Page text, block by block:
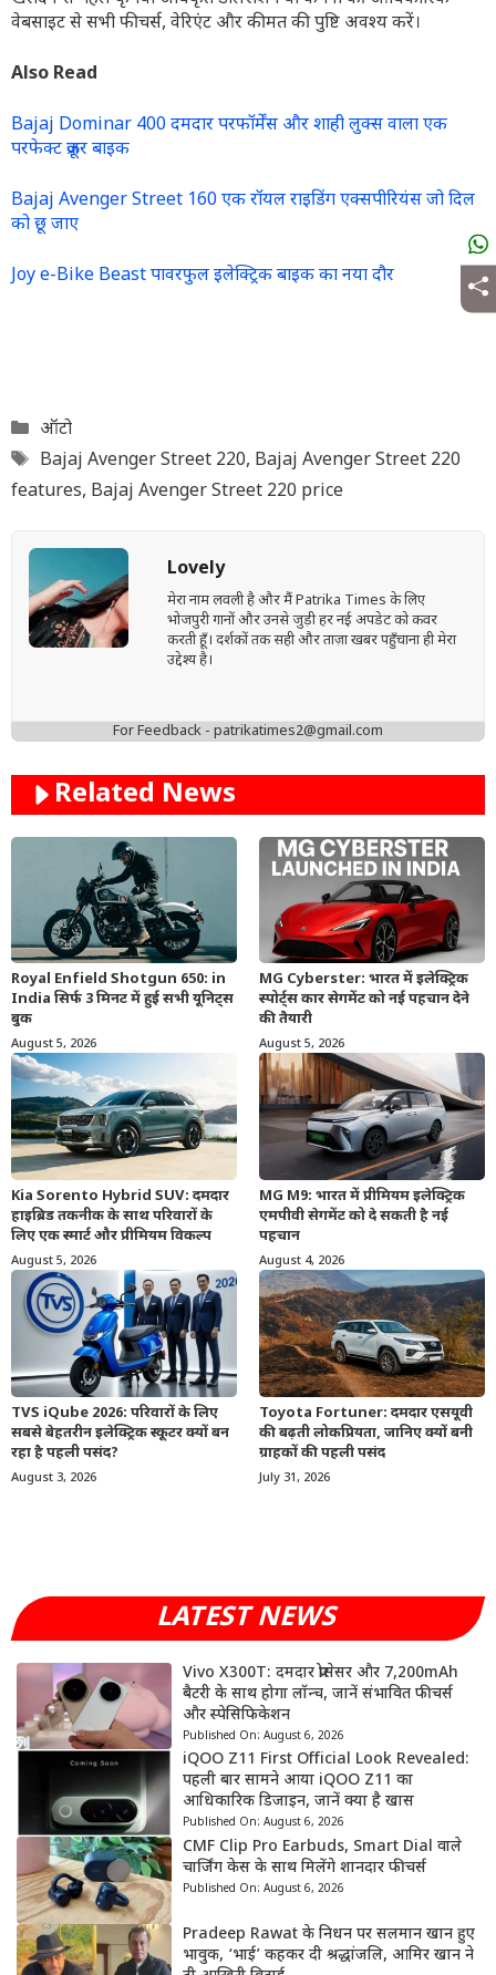
वेबसाइट से सभी फीचर्स, वेरिएंट और कीमत की पुष्टि अवश्य करें।
Also Read
Bajaj Dominar 400 दमदार परफॉर्मेंस और शाही लुक्स वाला एक
परफेक्ट क्रूज़र बाइक
Bajaj Avenger Street 160 एक रॉयल राइडिंग एक्सपीरियंस जो दिल
को छू जाए
Joy e-Bike Beast पावरफुल इलेक्ट्रिक बाइक का नया दौर
Categories
ऑटो
Tags
Bajaj Avenger Street 220, Bajaj Avenger Street 220
features, Bajaj Avenger Street 220 price
Lovely
मेरा नाम लवली है और मैं Patrika Times के लिए
भोजपुरी गानों और उनसे जुड़ी हर नई अपडेट को कवर
करती हूँ। दर्शकों तक सही और ताज़ा खबर पहुँचाना ही मेरा
उद्देश्य है।
For Feedback - patrikatimes2@gmail.com
Related News
Royal Enfield Shotgun 650: in
India सिर्फ 3 मिनट में हुई सभी यूनिट्स
बुक
August 5, 2026
MG Cyberster: भारत में इलेक्ट्रिक
स्पोर्ट्स कार सेगमेंट को नई पहचान देने
की तैयारी
August 5, 2026
Kia Sorento Hybrid SUV: दमदार
हाइब्रिड तकनीक के साथ परिवारों के
लिए एक स्मार्ट और प्रीमियम विकल्प
August 5, 2026
MG M9: भारत में प्रीमियम इलेक्ट्रिक
एमपीवी सेगमेंट को दे सकती है नई
पहचान
August 4, 2026
TVS iQube 2026: परिवारों के लिए
सबसे बेहतरीन इलेक्ट्रिक स्कूटर क्यों बन
रहा है पहली पसंद?
August 3, 2026
Toyota Fortuner: दमदार एसयूवी
की बढ़ती लोकप्रियता, जानिए क्यों बनी
ग्राहकों की पहली पसंद
July 31, 2026
LATEST NEWS
Vivo X300T: दमदार प्रोसेसर और 7,200mAh
बैटरी के साथ होगा लॉन्च, जानें संभावित फीचर्स
और स्पेसिफिकेशन
Published On: August 6, 2026
iQOO Z11 First Official Look Revealed:
पहली बार सामने आया iQOO Z11 का
आधिकारिक डिजाइन, जानें क्या है खास
Published On: August 6, 2026
CMF Clip Pro Earbuds, Smart Dial वाले
चार्जिंग केस के साथ मिलेंगे शानदार फीचर्स
Published On: August 6, 2026
Pradeep Rawat के निधन पर सलमान खान हुए
भावुक, ‘भाई’ कहकर दी श्रद्धांजलि, आमिर खान ने